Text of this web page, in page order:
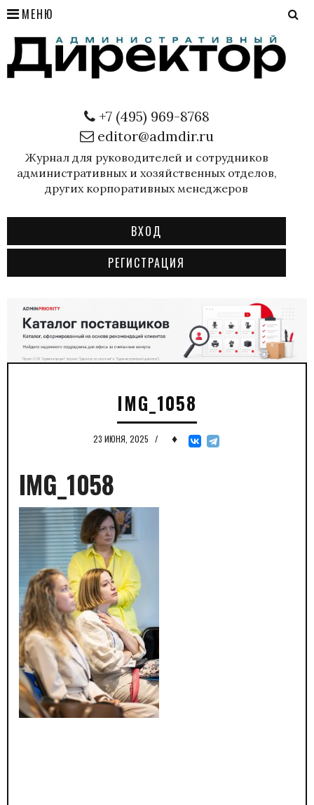
МЕНЮ
+7 (495) 969-8768
editor@admdir.ru
Журнал для руководителей и сотрудников
административных и хозяйственных отделов,
других корпоративных менеджеров
ВХОД
РЕГИСТРАЦИЯ
IMG_1058
23 ИЮНЯ, 2025 / ♦
IMG_1058